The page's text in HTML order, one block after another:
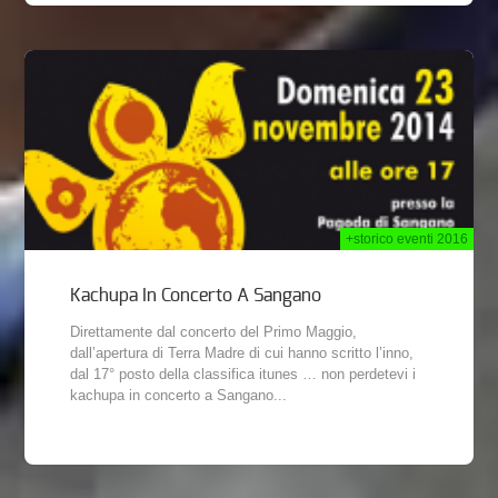
+storico eventi 2016
Kachupa In Concerto A Sangano
Direttamente dal concerto del Primo Maggio,
dall’apertura di Terra Madre di cui hanno scritto l’inno,
dal 17° posto della classifica itunes … non perdetevi i
kachupa in concerto a Sangano...